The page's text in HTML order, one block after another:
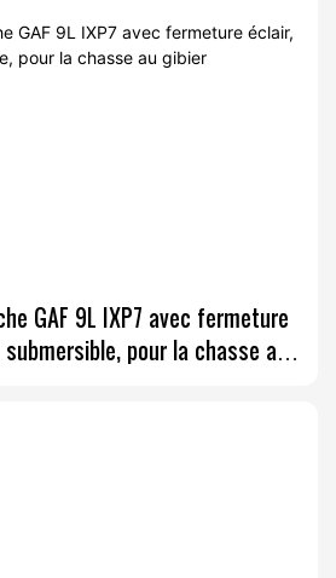
GAF 9L IXP7 avec fermeture
pour la chasse au